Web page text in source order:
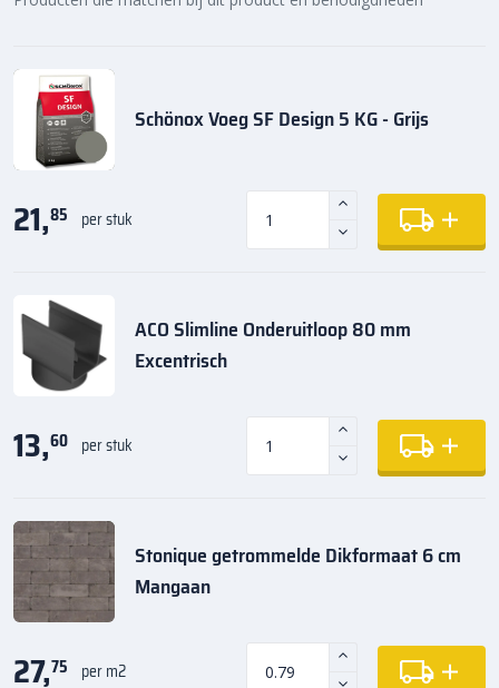
Schönox Voeg SF Design 5 KG - Grijs
21,85 per stuk
ACO Slimline Onderuitloop 80 mm
Excentrisch
13,60 per stuk
Stonique getrommelde Dikformaat 6 cm
Mangaan
27,75 per m2